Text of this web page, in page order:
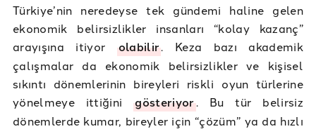
Türkiye’nin neredeyse tek gündemi haline gelen
ekonomik belirsizlikler insanları “kolay kazanç”
arayışına itiyor olabilir. Keza bazı akademik
çalışmalar da ekonomik belirsizlikler ve kişisel
sıkıntı dönemlerinin bireyleri riskli oyun türlerine
yönelmeye ittiğinigösteriyor. Bu tür belirsiz
dönemlerde kumar, bireyler için “çözüm” ya da hızlı